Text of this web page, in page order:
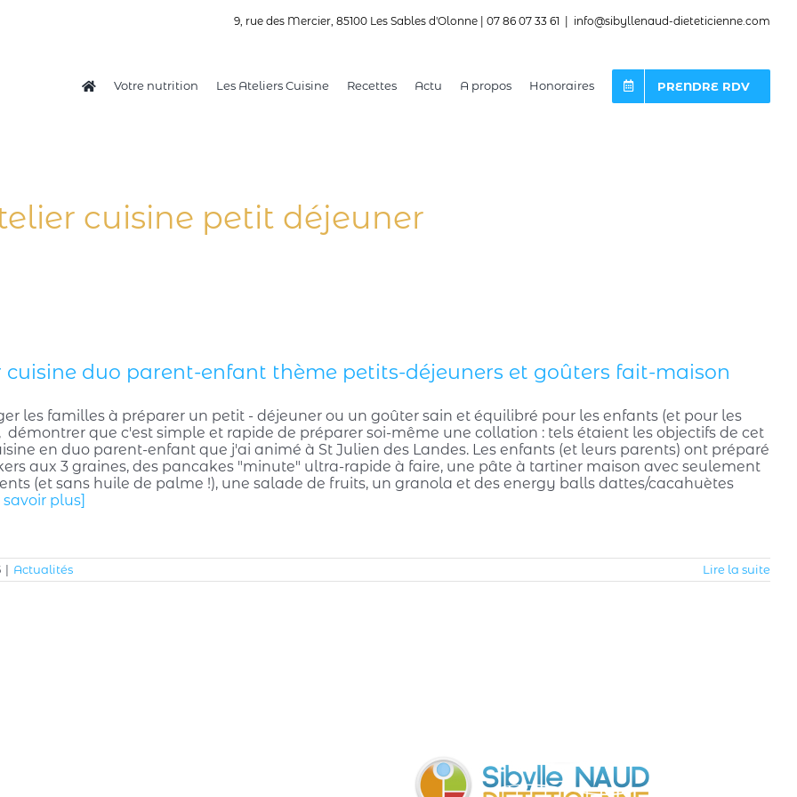
9, rue des Mercier, 85100 Les Sables d'Olonne | 07 86 07 33 61 info@sibyllenaud-dieteticienne.com
Votre nutrition Les Ateliers Cuisine Recettes Actu A propos Honoraires PRENDRE RDV
cuisine petit déjeuner
cuisine duo parent-enfant thème petits-déjeuners et goûters fait-maison
les familles à préparer un petit - déjeuner ou un goûter sain et équilibré pour les enfants (et pour les
démontrer que c'est simple et rapide de préparer soi-même une collation : tels étaient les objectifs de cet
en duo parent-enfant que j'ai animé à St Julien des Landes. Les enfants (et leurs parents) ont préparé
aux 3 graines, des pancakes "minute" ultra-rapide à faire, une pâte à tartiner maison avec seulement
(et sans huile de palme !), une salade de fruits, un granola et des energy balls dattes/cacahuètes
savoir plus]
| Actualités Lire la suite